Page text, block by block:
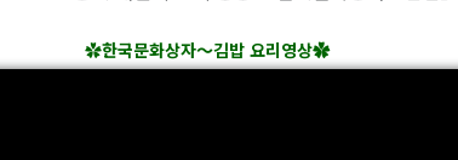
✿한국문화상자～김밥 요리영상✿